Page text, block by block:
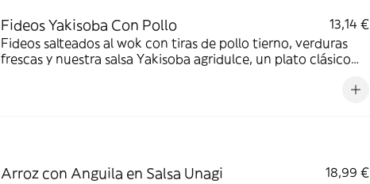
Fideos Yakisoba Con Pollo
13,14 €
Fideos salteados al wok con tiras de pollo tierno, verduras
frescas y nuestra salsa Yakisoba agridulce, un plato clásico
Arroz con Anguila en Salsa Unagi
18,99 €